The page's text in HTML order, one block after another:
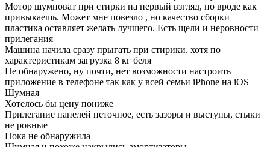
Мотор шумноват при стирки на первый взгляд, но вроде как
привыкаешь. Может мне повезло , но качество сборки
пластика оставляет желать лучшего. Есть щели и неровности
прилегания
Машина начила сразу прыгать при стирики. хотя по
характеристикам загрузка 8 кг беля
Не обнаружено, ну почти, нет возможности настроить
приложение в телефоне так как у всей семьи iPhone на iOS
Шумная
Хотелось бы цену пониже
Прилегание панелей неточное, есть зазоры и выступы, стыки
не ровные
Пока не обнаружила